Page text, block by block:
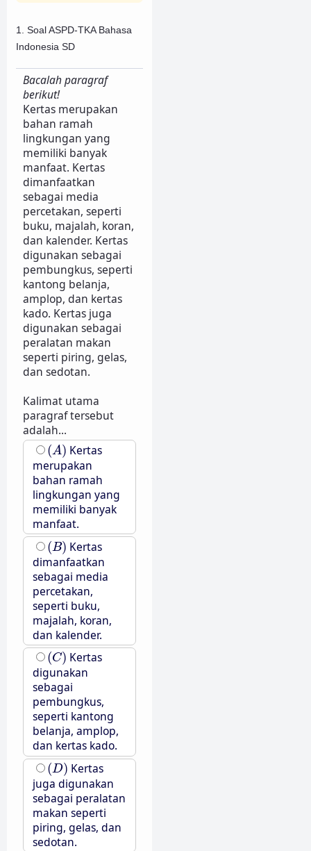
1. Soal ASPD-TKA Bahasa
Indonesia SD
Bacalah paragraf
berikut!
Kertas merupakan
bahan ramah
lingkungan yang
memiliki banyak
manfaat. Kertas
dimanfaatkan
sebagai media
percetakan, seperti
buku, majalah, koran,
dan kalender. Kertas
digunakan sebagai
pembungkus, seperti
kantong belanja,
amplop, dan kertas
kado. Kertas juga
digunakan sebagai
peralatan makan
seperti piring, gelas,
dan sedotan.
Kalimat utama
paragraf tersebut
adalah...
(A)
(A) Kertas
merupakan
bahan ramah
lingkungan yang
memiliki banyak
manfaat.
(B)
(B) Kertas
dimanfaatkan
sebagai media
percetakan,
seperti buku,
majalah, koran,
dan kalender.
(C)
(C) Kertas
digunakan
sebagai
pembungkus,
seperti kantong
belanja, amplop,
dan kertas kado.
(D)
(D) Kertas
juga digunakan
sebagai peralatan
makan seperti
piring, gelas, dan
sedotan.